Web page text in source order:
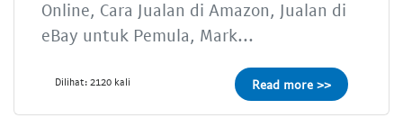
Online, Cara Jualan di Amazon, Jualan di
eBay untuk Pemula, Mark...
Dilihat: 2120 kali Read more >>